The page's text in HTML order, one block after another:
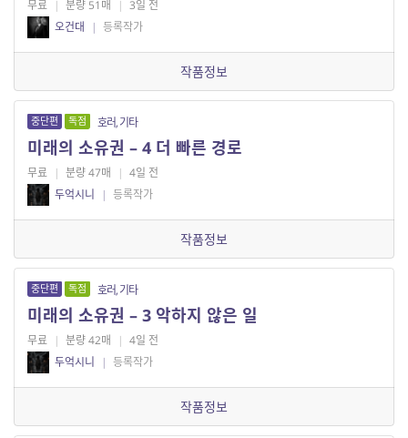
무료 | 분량 51매 | 3일 전
오건대
| 등록작가
작품정보
중단편 독점 호러, 기타
미래의 소유권 – 4 더 빠른 경로
무료 | 분량 47매 | 4일 전
두억시니
| 등록작가
작품정보
중단편 독점 호러, 기타
미래의 소유권 – 3 악하지 않은 일
무료 | 분량 42매 | 4일 전
두억시니
| 등록작가
작품정보